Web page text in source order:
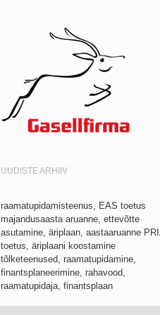
UUDISTE ARHIIV
raamatupidamisteenus, EAS toetus
majandusaasta aruanne, ettevõtte
asutamine, äriplaan, aastaaruanne
toetus, äriplaani koostamine
tõlketeenused, raamatupidamine,
finantsplaneerimine, rahavood,
raamatupidaja, finantsplaan